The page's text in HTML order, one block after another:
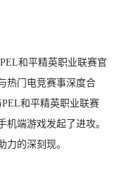
和平精英职业联赛官
热门电竞赛事深度合
和平精英职业联赛
机端游戏发起了进攻。
力的深刻现。